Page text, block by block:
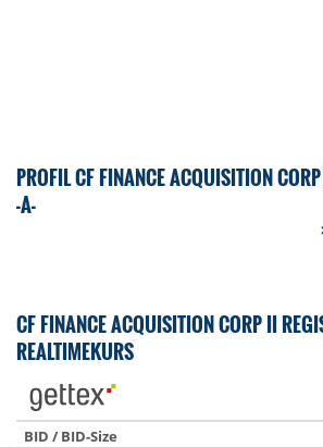
PROFIL CF FINANCE ACQUISITION
-A-
CF FINANCE ACQUISITION CORP II
REALTIMEKURS
BID / BID-Size